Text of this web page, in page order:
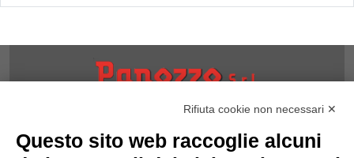
NOTE
Informativa Privacy
Informativa Cookies
Rifiuta cookie non necessari ✕
Questo sito web raccoglie alcuni